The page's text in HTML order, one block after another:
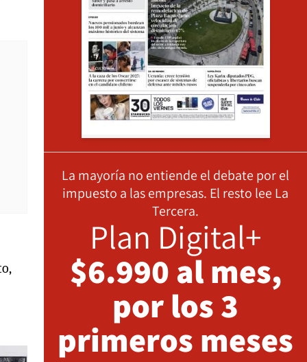
La mayoría no entiende el debate por el
impuesto a las empresas. El resto lee La
Tercera.
Plan Digital+
$6.990 al mes,
por los 3
primeros meses